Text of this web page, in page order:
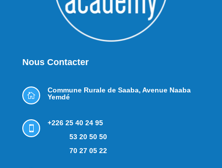
Nous Contacter

Commune Rurale de Saaba, Avenue Naaba
Yemdé

+226 25 40 24 95
53 20 50 50
70 27 05 22